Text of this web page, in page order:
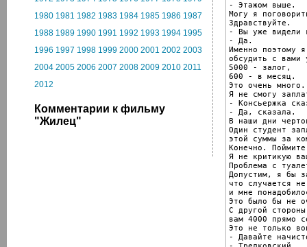
1980 1981 1982 1983 1984 1985 1986 1987
1988 1989 1990 1991 1992 1993 1994 1995
1996 1997 1998 1999 2000 2001 2002 2003
2004 2005 2006 2007 2008 2009 2010 2011
2012
Комментарии к фильму
"Жилец"
- Этажом выше.
Могу я
Здравствуйте.
- Вы уже видели
- Да.
Именно поэтому
обсудить с вами
5000 - залог,
600 - в месяц.
Это очень много.
Я не смогу
- Консьержка
- Да, сказала.
В наши дни
Один студент
этой суммы за
Конечно.
Я не критикую
Проблема с
Допустим, я бы
что случается
и мне
Это было бы не
С другой
вам 4000 прямо
Это не только
- Давайте